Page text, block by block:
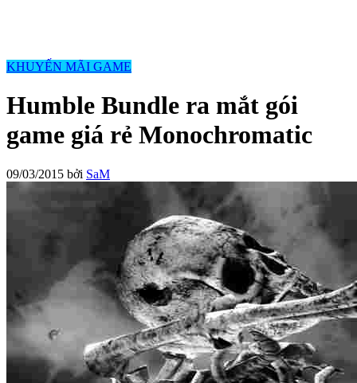
KHUYẾN MÃI GAME
Humble Bundle ra mắt gói
game giá rẻ Monochromatic
09/03/2015 bởi SaM